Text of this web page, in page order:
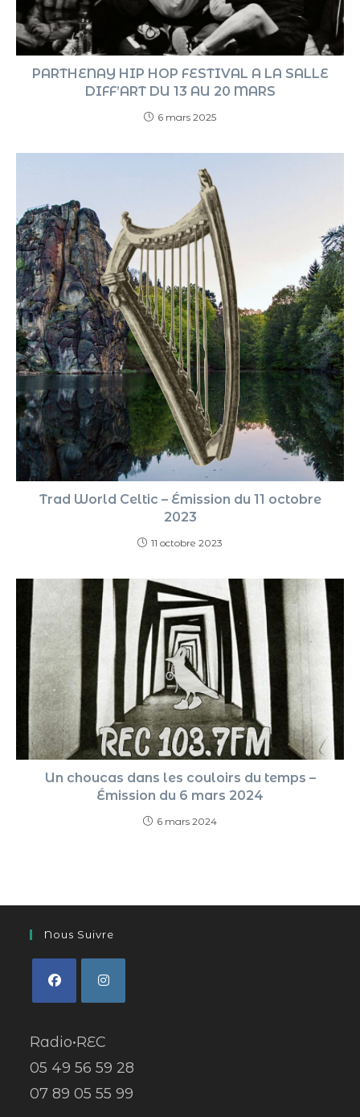
PARTHENAY HIP HOP FESTIVAL A LA SALLE
DIFF’ART DU 13 AU 20 MARS
6 mars 2025
Trad World Celtic – Émission du 11 octobre
2023
11 octobre 2023
Un choucas dans les couloirs du temps –
Émission du 6 mars 2024
6 mars 2024
Nous Suivre
Radio•REC
05 49 56 59 28
07 89 05 55 99